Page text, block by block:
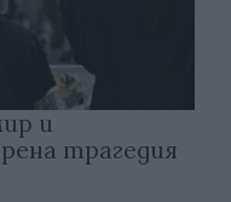
и
трагедия